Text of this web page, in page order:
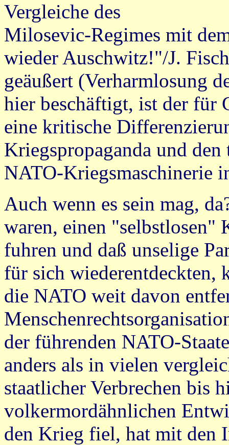
Vergleiche des
Milosevic-Regimes mit
wieder Auschwitz!"/J.
geäußert (Verharmlosung
hier beschäftigt, ist der für
eine kritische
Kriegspropaganda und
NATO-Kriegsmaschinerie
Auch wenn es sein mag,
waren, einen "selbstlosen"
fuhren und daß unselige
für sich wiederentdeckten,
die NATO weit davon
der führenden NATO-
anders als in vielen
staatlicher Verbrechen bis
volkermordähnlichen
den Krieg fiel, hat mit den